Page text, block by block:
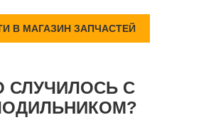
В МАГАЗИН ЗАПЧАСТЕЙ
СЛУЧИЛОСЬ С